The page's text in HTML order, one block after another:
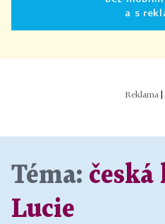
a s
Téma: česká
Lucie